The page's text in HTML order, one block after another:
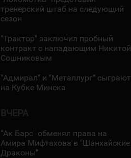
тренерский штаб на следующий
сезон
"Трактор" заключил пробный
контракт с нападающим Никитой
Сошниковым
"Адмирал" и "Металлург" сыграют
на Кубке Минска
ВЧЕРА
"Ак Барс" обменял права на
Амира Мифтахова в "Шанхайские
Драконы"